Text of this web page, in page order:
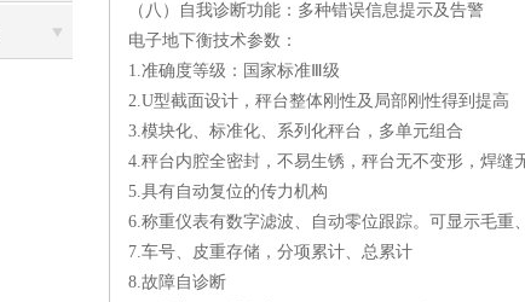
（八）自我诊断功能：多种错误信息提示及告警
电子地下衡技术参数：
1.准确度等级：国家标准Ⅲ级
2.U型截面设计，秤台整体刚性及局部刚性得到提高
3.模块化、标准化、系列化秤台，多单元组合
4.秤台内腔全密封，不易生锈，秤台无不变形，焊缝
5.具有自动复位的传力机构
6.称重仪表有数字滤波、自动零位跟踪。可显示毛重
7.车号、皮重存储，分项累计、总累计
8.故障自诊断